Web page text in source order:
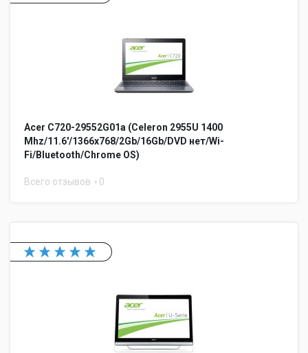
Acer C720-29552G01a (Celeron 2955U 1400
Mhz/11.6'/1366x768/2Gb/16Gb/DVD нет/Wi-
Fi/Bluetooth/Chrome OS)
Всего отзывов 0